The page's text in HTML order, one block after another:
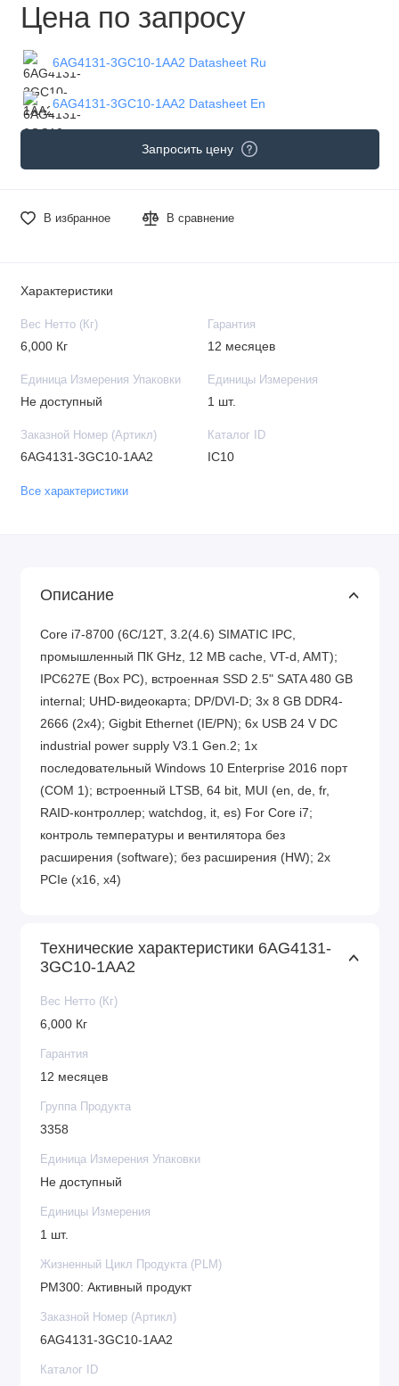
Цена по запросу
6AG4131-3GC10-1AA2 Datasheet Ru
6AG4131-3GC10-1AA2 Datasheet En
Запросить цену
В избранное В сравнение
Характеристики
Вес Нетто (Кг)
6,000 Кг
Гарантия
12 месяцев
Единица Измерения Упаковки
Не доступный
Единицы Измерения
1 шт.
Заказной Номер (Артикл)
6AG4131-3GC10-1AA2
Каталог ID
IC10
Все характеристики
Описание
Core i7-8700 (6C/12T, 3.2(4.6) SIMATIC IPC,
промышленный ПК GHz, 12 MB cache, VT-d, AMT);
IPC627E (Box PC), встроенная SSD 2.5" SATA 480 GB
internal; UHD-видеокарта; DP/DVI-D; 3x 8 GB DDR4-
2666 (2x4); Gigbit Ethernet (IE/PN); 6x USB 24 V DC
industrial power supply V3.1 Gen.2; 1x
последовательный Windows 10 Enterprise 2016 порт
(COM 1); встроенный LTSB, 64 bit, MUI (en, de, fr,
RAID-контроллер; watchdog, it, es) For Core i7;
контроль температуры и вентилятора без
расширения (software); без расширения (HW); 2x
PCIe (x16, x4)
Технические характеристики 6AG4131-
3GC10-1AA2
Вес Нетто (Кг)
6,000 Кг
Гарантия
12 месяцев
Группа Продукта
3358
Единица Измерения Упаковки
Не доступный
Единицы Измерения
1 шт.
Жизненный Цикл Продукта (PLM)
PM300: Активный продукт
Заказной Номер (Артикл)
6AG4131-3GC10-1AA2
Каталог ID